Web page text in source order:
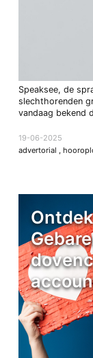
Speaksee, de
slechthorenden
vandaag bekend
19-06-2025
advertorial